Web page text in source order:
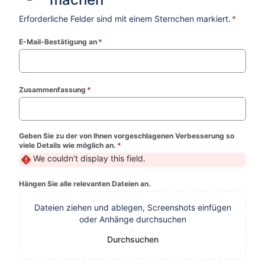
Erforderliche Felder sind mit einem Sternchen markiert. *
E-Mail-Bestätigung an *
Zusammenfassung *
Geben Sie zu der von Ihnen vorgeschlagenen Verbesserung so
viele Details wie möglich an. *
We couldn't display this field.
Hängen Sie alle relevanten Dateien an.
Dateien ziehen und ablegen, Screenshots einfügen
oder Anhänge durchsuchen
Durchsuchen